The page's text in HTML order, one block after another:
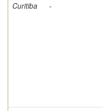
Curitiba
-